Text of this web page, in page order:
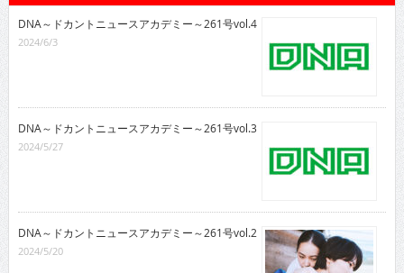
DNA～ドカントニュースアカデミー～261号vol.4
2024/6/3
DNA～ドカントニュースアカデミー～261号vol.3
2024/5/27
DNA～ドカントニュースアカデミー～261号vol.2
2024/5/20